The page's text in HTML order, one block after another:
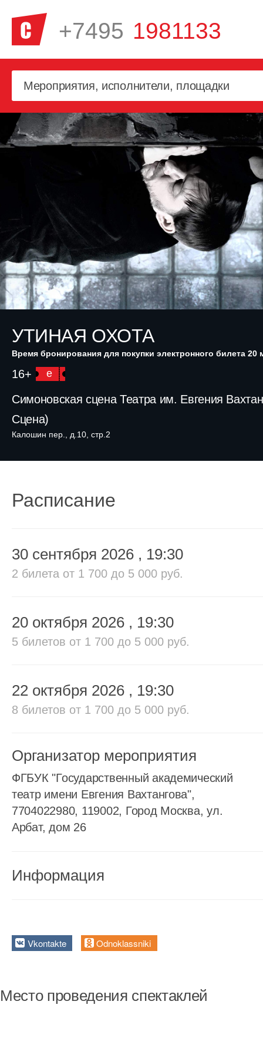
+7495 1981133
УТИНАЯ ОХОТА
Время бронирования для покупки электронного билета 20
16+ e
Симоновская сцена Театра им. Евгения
Сцена)
Калошин пер., д.10, стр.2
Расписание
30 сентября 2026 , 19:30
2 билета от 1 700 до 5 000 руб.
20 октября 2026 , 19:30
5 билетов от 1 700 до 5 000 руб.
22 октября 2026 , 19:30
8 билетов от 1 700 до 5 000 руб.
Организатор мероприятия
ФГБУК "Государственный академический
театр имени Евгения Вахтангова",
7704022980, 119002, Город Москва, ул.
Арбат, дом 26
Информация
Vkontakte Odnoklassniki
Место проведения спектаклей